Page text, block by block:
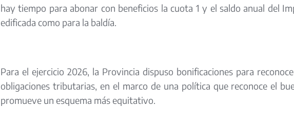
hay tiempo para abonar con beneficios la cuota 1 y el saldo anual del
edificada como para la baldía.
Para el ejercicio 2026, la Provincia dispuso bonificaciones para
obligaciones tributarias, en el marco de una política que reconoce el
promueve un esquema más equitativo.